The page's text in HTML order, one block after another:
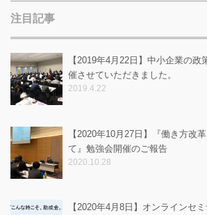
注目記事
【2019年4月22日】中小企業の
催させていただきました。
2019.4.22
【2020年10月27日】『働き方改
て』勉強会開催のご報告
2020.10.28
【2020年4月8日】オンラインセ